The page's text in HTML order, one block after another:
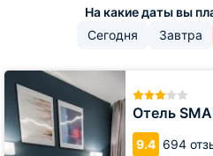
Сегодня Завтра
Отель
9.4 694
Отель
SMART
HOTEL
Московский